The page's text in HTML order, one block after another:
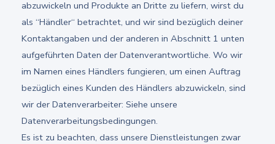
abzuwickeln und Produkte an Dritte zu liefern, wirst du
als “Händler“ betrachtet, und wir sind bezüglich deiner
Kontaktangaben und der anderen in Abschnitt 1 unten
aufgeführten Daten der Datenverantwortliche. Wo wir
im Namen eines Händlers fungieren, um einen Auftrag
bezüglich eines Kunden des Händlers abzuwickeln, sind
wir der Datenverarbeiter: Siehe unsere
Datenverarbeitungsbedingungen.
Es ist zu beachten, dass unsere Dienstleistungen zwar